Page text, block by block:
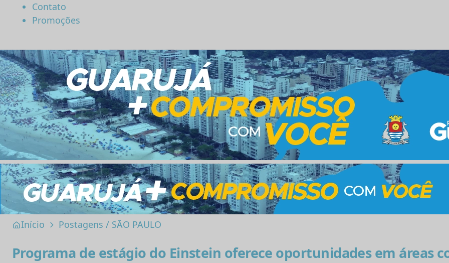
Contato
Promoções
Início Postagens / SÃO PAULO
Programa de estágio do Einstein oferece oportunidades em áreas